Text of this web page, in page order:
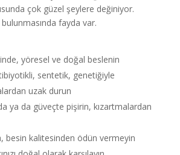
çok güzel şeylere değiniyor.
fayda var.
yöresel ve doğal beslenin
sentetik, genetiğiyle
uzak durun
ya da güveçte pişirin, kızartmalardan
besin kalitesinden ödün vermeyin